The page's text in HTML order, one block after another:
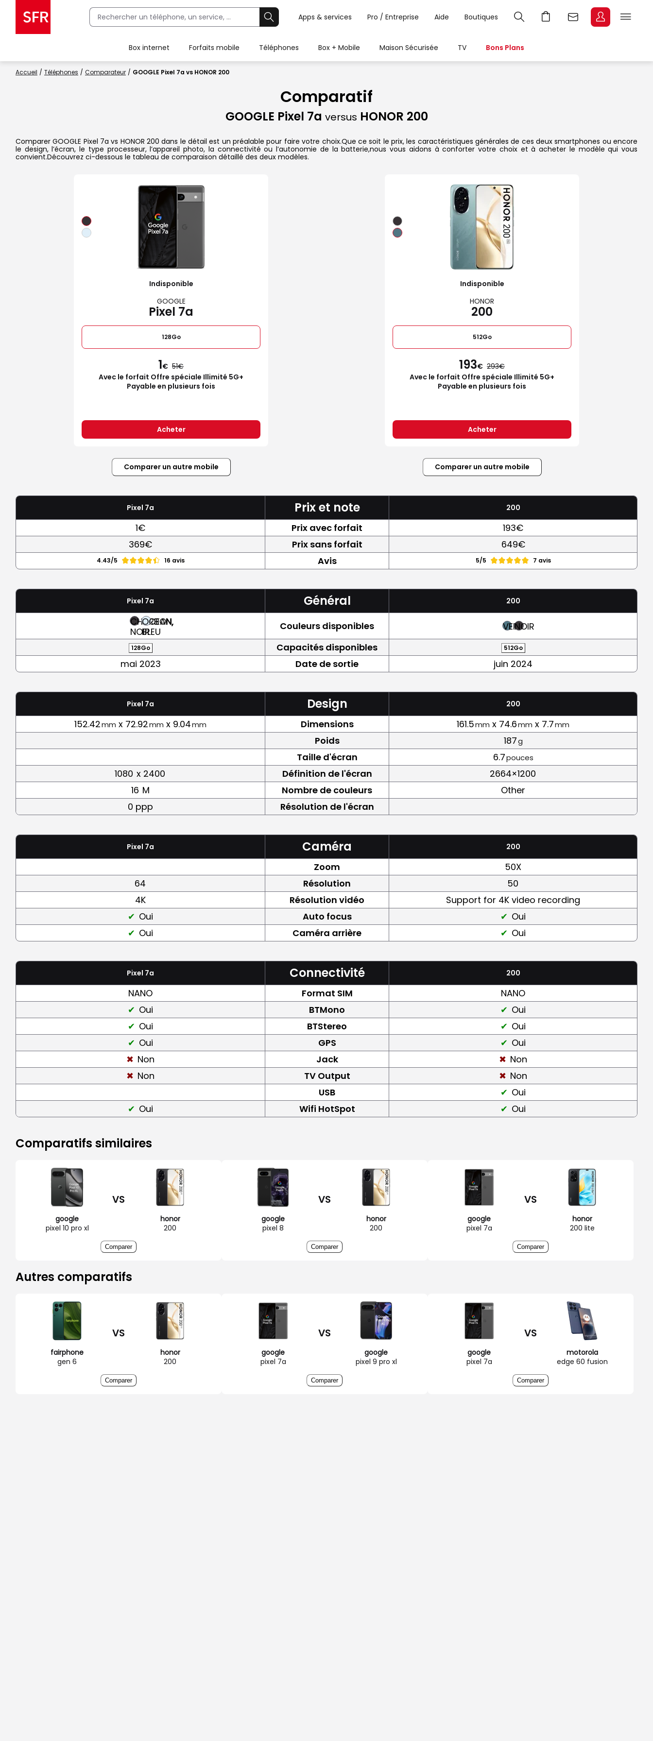
Apps & services Pro / Entreprise Aide Boutiques
Box internet Forfaits mobile Téléphones Box + Mobile Maison Sécurisée TV Bons Plans
Accueil Téléphones Comparateur GOOGLE Pixel 7a vs HONOR 200
Comparatif
GOOGLE Pixel 7a versus HONOR 200
Comparer GOOGLE Pixel 7a vs HONOR 200 dans le détail est un préalable pour faire votre choix.Que ce soit le prix, les caractéristiques générales de ces deux smartphones ou encore
le design, l’écran, le type processeur, l’appareil photo, la connectivité ou l’autonomie de la batterie,nous vous aidons à conforter votre choix et à acheter le modèle qui vous
convient.Découvrez ci-dessous le tableau de comparaison détaillé des deux modèles.
Indisponible
GOOGLE
Pixel 7a
128Go
1€ 51
Avec le forfait Offre spéciale Illimité 5G+
Payable en plusieurs fois
Acheter
Indisponible
HONOR
200
512Go
193€ 293
Avec le forfait Offre spéciale Illimité 5G+
Payable en plusieurs fois
Acheter
Comparer un autre mobile Comparer un autre mobile
Pixel 7a Prix et note 200
1€ Prix avec forfait
193€
369€
Prix sans forfait 649€
4.43/5 16 avis Avis 5/5 7 avis
Pixel 7a Général 200
CHARBON,
NOIR
OCEAN,
BLEU
Couleurs disponibles VERTNOIR
128Go Capacités disponibles 512Go
mai 2023 Date de sortie juin 2024
Pixel 7a Design 200
152.42mm x 72.92mm x 9.04mm Dimensions 161.5mm x 74.6mm x 7.7mm
Poids 187g
Taille d'écran 6.7pouces
1080 x 2400 Définition de l'écran
2664×1200
16 M Nombre de couleurs
Other
0 ppp
Résolution de l'écran
Pixel 7a Caméra 200
Zoom
50X
64
Résolution
50
4K
Résolution vidéo
Support for 4K video recording
Oui
Auto focus
Oui
Oui
Caméra arrière Oui
Pixel 7a Connectivité 200
NANO Format SIM
NANO
Oui
BTMono
Oui
Oui
BTStereo
Oui
Oui
GPS
Oui
Non
Jack
Non
Non
TV Output
Non
USB
Oui
Oui
Wifi HotSpot Oui
Comparatifs similaires
google
pixel 10 pro xl
VS
honor
200
Comparer
google
pixel 8
VS
honor
200
Comparer
google
pixel 7a
VS
honor
200 lite
Comparer
Autres comparatifs
fairphone
gen 6
VS
honor
200
Comparer
google
pixel 7a
VS
google
pixel 9 pro xl
Comparer
google
pixel 7a
VS
motorola
edge 60 fusion
Comparer